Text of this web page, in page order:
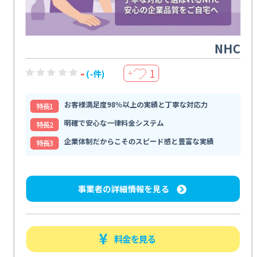
NHC
- (-件) ＋ 1
特⻑1
お客様満足度98％以上の実績と丁寧な対応力
特⻑2
明確で安心な一律料金システム
特⻑3
企業体制だからこそのスピード感と豊富な実績
事業者の詳細情報を見る
料金を見る